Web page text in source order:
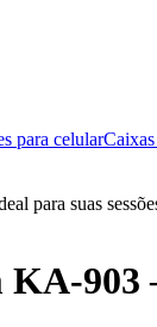
para celular
para suas
903